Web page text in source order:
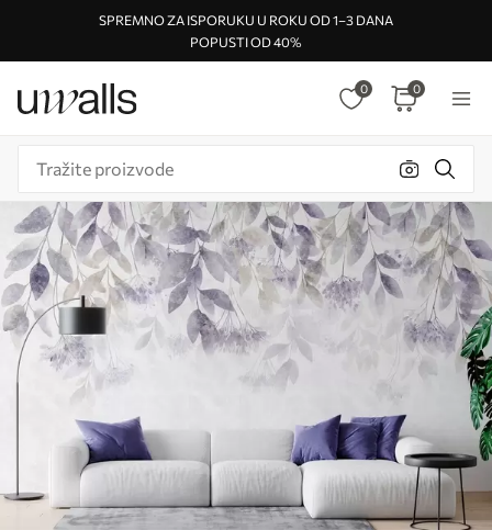
SPREMNO ZA ISPORUKU U ROKU OD 1–3 DANA
POPUSTI OD 40%
0 0